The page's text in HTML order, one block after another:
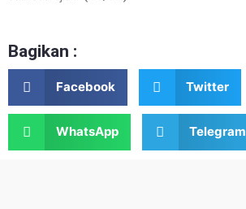
Bagikan :
Facebook Twitter
WhatsApp Telegram